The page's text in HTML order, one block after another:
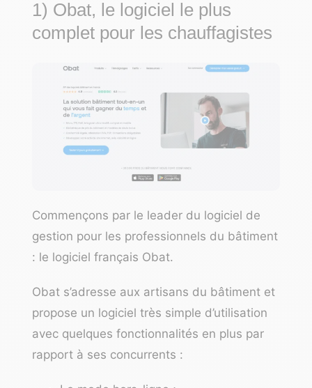
1) Obat, le logiciel le plus
complet pour les chauffagistes
Commençons par le leader du logiciel de
gestion pour les professionnels du bâtiment
: le logiciel français Obat.
Obat s’adresse aux artisans du bâtiment et
propose un logiciel très simple d’utilisation
avec quelques fonctionnalités en plus par
rapport à ses concurrents :